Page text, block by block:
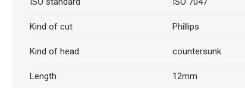
Kind of cut Phillips
Kind of head countersunk
Length 12mm